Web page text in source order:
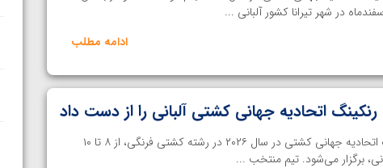
ادامه مطلب
اتحادیه جهانی کشتی آلبانی را از دست داد
خانه کشتی | دومین مرحله رنکینگ اتحادیه جهانی کشتی در سال ۲۰۲۶ در رشته کشتی فرنگی، از ۸ تا ۱۰
برگزار می‌شود. تیم منتخب ...